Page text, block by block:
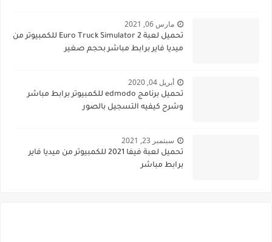
مارس 06, 2021
تحميل لعبة Euro Truck Simulator 2 للكمبيوتر من
ميديا فاير برابط مباشر بحجم صغير
أبريل 04, 2020
تحميل برنامج edmodo للكمبيوتر برابط مباشر
وشرح كيفيه التسجيل بالصور
سبتمبر 23, 2021
تحميل لعبة فيفا 2021 للكمبيوتر من ميديا فاير
برابط مباشر